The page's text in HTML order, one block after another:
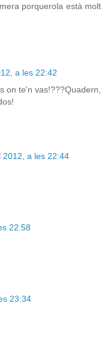
porquerola està molt
a les 22:42
on te'n vas!???Quadern,
2012, a les 22:44
22:58
23:34